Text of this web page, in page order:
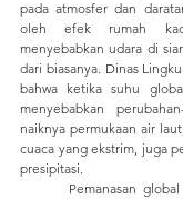
pada atmosfer dan
oleh efek rumah
menyebabkan udara di
dari biasanya. Dinas
bahwa ketika suhu
menyebabkan
naiknya permukaan air
cuaca yang ekstrim, juga
presipitasi.